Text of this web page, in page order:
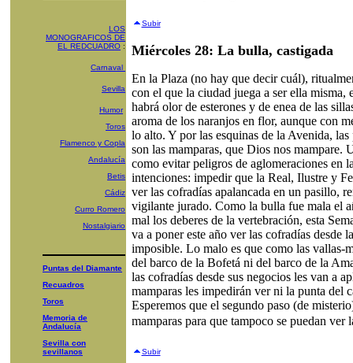
LOS
MONOGRAFICOS DE
EL REDCUADRO :
Carnaval
Sevilla
Humor
Toros
Flamenco y Copla
Andalucía
Betis
Cádiz
Curro Romero
Nostalgiario
Puntas del Diamante
Recuadros
Toros
Memoria de
Andalucía
Sevilla con
sevillanos
Subir
Miércoles 28: La bulla, castigada
En la Plaza (no hay que decir cuál),
con el que la ciudad juega a ser ella misma,
habrá olor de esterones y de enea de las
aroma de los naranjos en flor, aunque con
lo alto. Y por las esquinas de la Avenida, las
son las mamparas, que Dios nos mampare.
como evitar peligros de aglomeraciones en
intenciones: impedir que la Real, Ilustre y
ver las cofradías apalancada en un pasillo,
vigilante jurado. Como la bulla fue mala el
mal los deberes de la vertebración, esta
va a poner este año ver las cofradías desde
imposible. Lo malo es que como las vallas-
del barco de la Bofetá ni del barco de la
las cofradías desde sus negocios les van a
mamparas les impedirán ver ni la punta del
Esperemos que el segundo paso (de
mamparas para que tampoco se puedan ver
Subir